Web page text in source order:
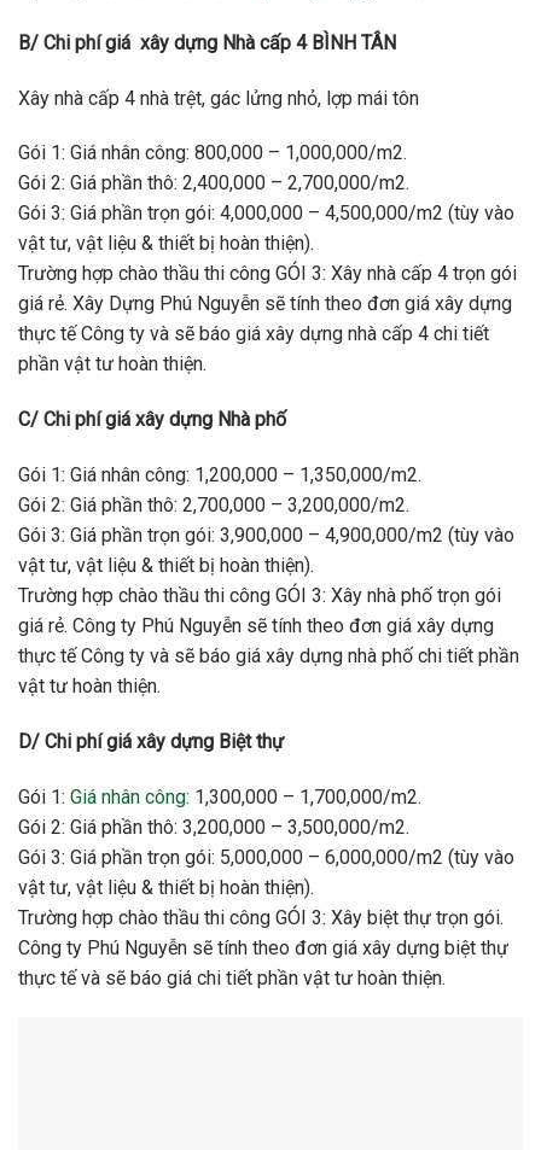
B/ Chi phí giá xây dựng Nhà cấp 4 BÌNH TÂN
Xây nhà cấp 4 nhà trệt, gác lửng nhỏ, lợp mái tôn
Gói 1: Giá nhân công: 800,000 – 1,000,000/m2.
Gói 2: Giá phần thô: 2,400,000 – 2,700,000/m2.
Gói 3: Giá phần trọn gói: 4,000,000 – 4,500,000/m2 (tùy vào
vật tư, vật liệu & thiết bị hoàn thiện).
Trường hợp chào thầu thi công GÓI 3: Xây nhà cấp 4 trọn gói
giá rẻ. Xây Dựng Phú Nguyễn sẽ tính theo đơn giá xây dựng
thực tế Công ty và sẽ báo giá xây dựng nhà cấp 4 chi tiết
phần vật tư hoàn thiện.
C/ Chi phí giá xây dựng Nhà phố
Gói 1: Giá nhân công: 1,200,000 – 1,350,000/m2.
Gói 2: Giá phần thô: 2,700,000 – 3,200,000/m2.
Gói 3: Giá phần trọn gói: 3,900,000 – 4,900,000/m2 (tùy vào
vật tư, vật liệu & thiết bị hoàn thiện).
Trường hợp chào thầu thi công GÓI 3: Xây nhà phố trọn gói
giá rẻ. Công ty Phú Nguyễn sẽ tính theo đơn giá xây dựng
thực tế Công ty và sẽ báo giá xây dựng nhà phố chi tiết phần
vật tư hoàn thiện.
D/ Chi phí giá xây dựng Biệt thự
Gói 1: Giá nhân công: 1,300,000 – 1,700,000/m2.
Gói 2: Giá phần thô: 3,200,000 – 3,500,000/m2.
Gói 3: Giá phần trọn gói: 5,000,000 – 6,000,000/m2 (tùy vào
vật tư, vật liệu & thiết bị hoàn thiện).
Trường hợp chào thầu thi công GÓI 3: Xây biệt thự trọn gói.
Công ty Phú Nguyễn sẽ tính theo đơn giá xây dựng biệt thự
thực tế và sẽ báo giá chi tiết phần vật tư hoàn thiện.